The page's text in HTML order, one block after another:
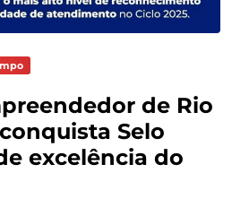
de Rio
Selo
excelência do